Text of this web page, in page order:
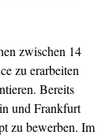
zwischen 14
zu erarbeiten
Bereits
und Frankfurt
zu bewerben. Im